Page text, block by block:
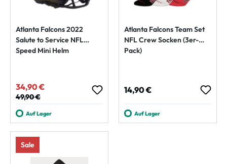
Atlanta Falcons 2022
Salute to Service NFL
Speed Mini Helm
Verkaufspreis:
34,90 €
Regulärer Preis:
49,90 €
Auf Lager
Atlanta Falcons Team Set
NFL Crew Socken (3er-
Pack)
Regulärer Preis:
14,90 €
Auf Lager
Sale